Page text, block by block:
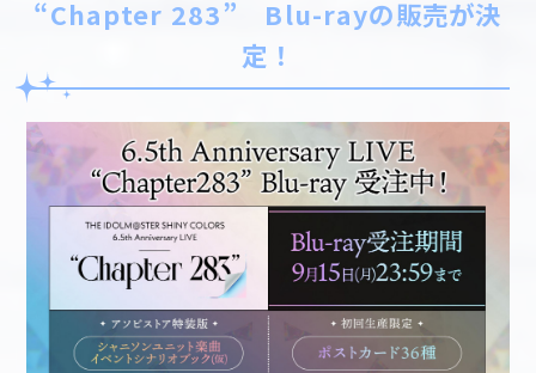
“Chapter 283” Blu-rayの販売が決
定！